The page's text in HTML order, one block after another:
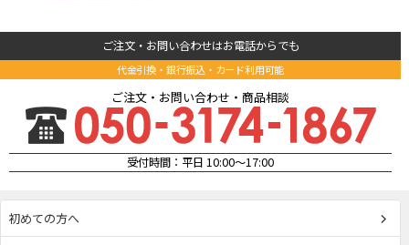
ご注文・お問い合わせはお電話からでも
代金引換・銀行振込・カード利用可能
ご注文・お問い合わせ・商品相談
受付時間：平日 10:00～17:00
初めての方へ